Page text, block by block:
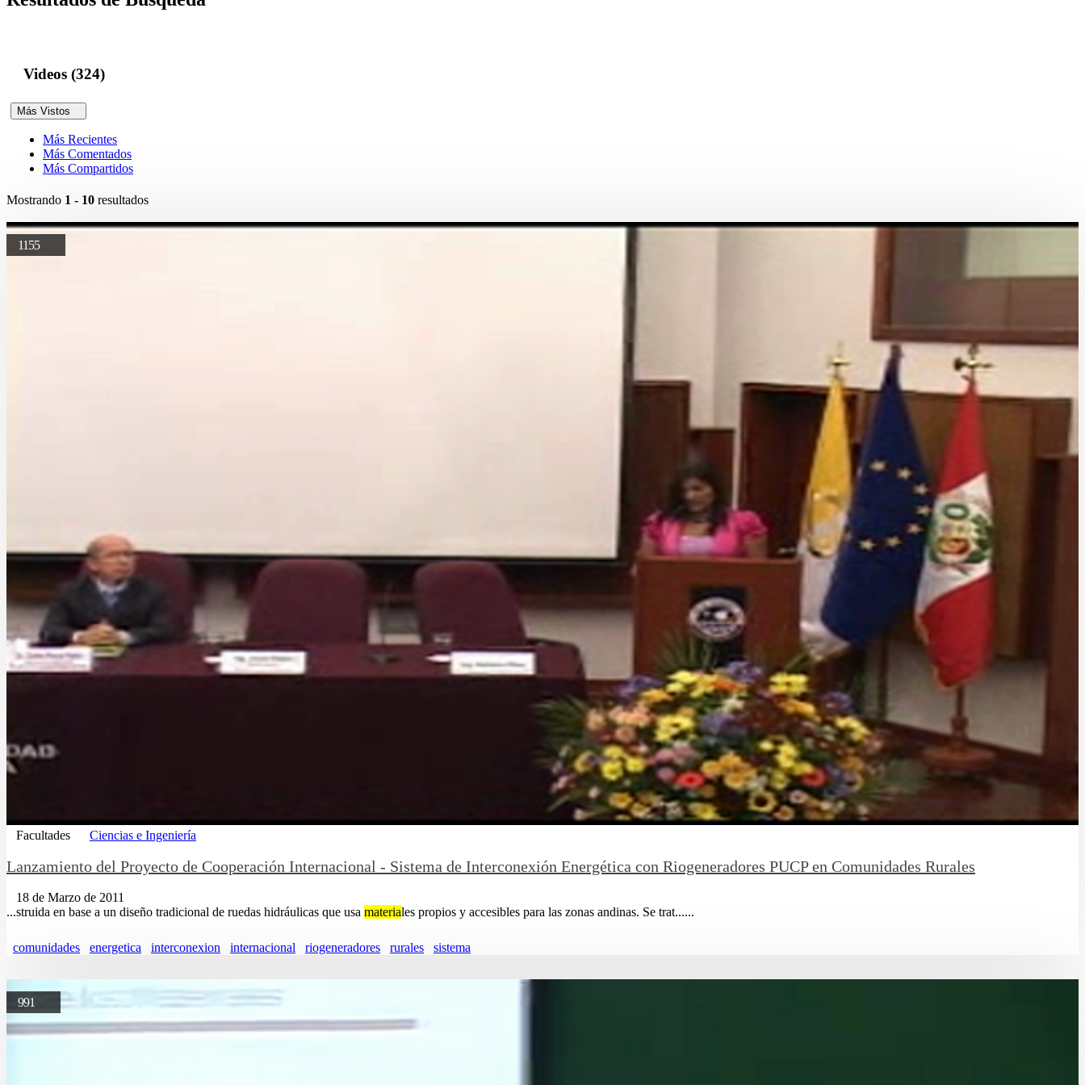
Videos (324)
Más Vistos
Más Recientes
Más Comentados
Más Compartidos
Mostrando 1 - 10 resultados
1155
Facultades Ciencias e Ingeniería
Lanzamiento del Proyecto de Cooperación Internacional - Sistema de Interconexión Energética con Riogeneradores PUCP en Comunidades Rurales
18 de Marzo de 2011
...struida en base a un diseño tradicional de ruedas hidráulicas que usa materiales propios y accesibles para las zonas andinas. Se trat......
comunidades energetica interconexion internacional riogeneradores rurales sistema
991